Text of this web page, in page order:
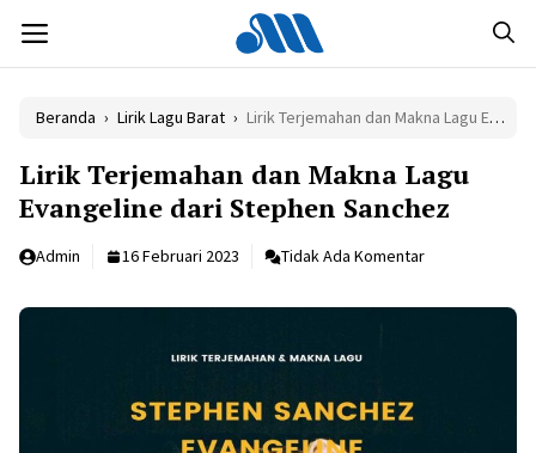
isi
MENU
Beranda › Lirik Lagu Barat › Lirik Terjemahan dan Makna Lagu Evangeline dari Stephen Sanchez
Lirik Terjemahan dan Makna Lagu
Evangeline dari Stephen Sanchez
Admin 16 Februari 2023 Tidak Ada Komentar